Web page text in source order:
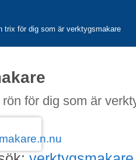
trix för dig som är verktygsmakare
för dig som är